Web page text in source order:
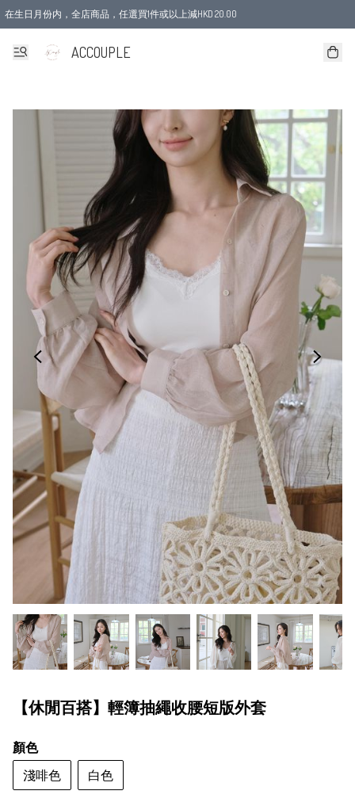
在生日月份内，全店商品，任選買1件或以上減HKD 20.00
ACCOUPLE
【休閒百搭】輕簿抽繩收腰短版外套
顏色
淺啡色
白色